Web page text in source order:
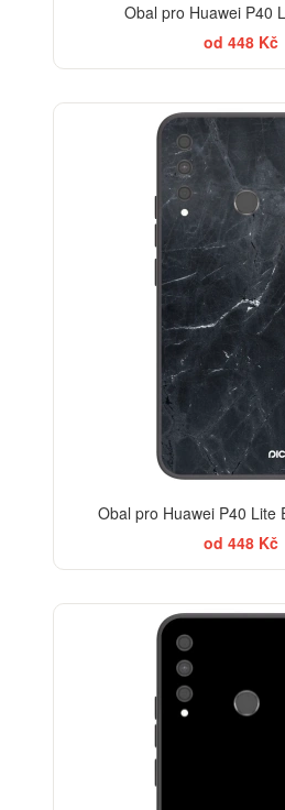
Obal pro Huawei P40
od 448 Kč
Obal pro Huawei P40 Lite
od 448 Kč